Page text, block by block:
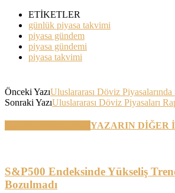
ETİKETLER
günlük piyasa takvimi
piyasa gündem
piyasa gündemi
piyasa takvimi
Önceki YazıUluslararası Döviz
Sonraki YazıUluslararası Döviz Piyasaları
YAZARIN DİĞER
S&P500 Endeksinde Yükseliş
Bozulmadı